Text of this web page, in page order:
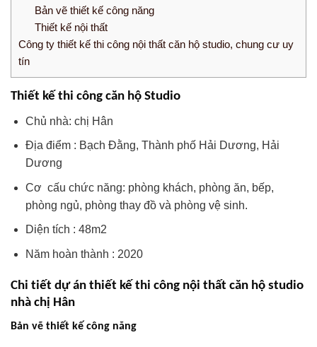
Bản vẽ thiết kế công năng
Thiết kế nội thất
Công ty thiết kế thi công nội thất căn hộ studio, chung cư uy
tín
Thiết kế thi công căn hộ Studio
Chủ nhà: chị Hân
Địa điểm : Bạch Đằng, Thành phố Hải Dương, Hải
Dương
Cơ cấu chức năng: phòng khách, phòng ăn, bếp,
phòng ngủ, phòng thay đồ và phòng vệ sinh.
Diện tích : 48m2
Năm hoàn thành : 2020
Chi tiết dự án thiết kế thi công nội thất căn hộ studio
nhà chị Hân
Bản vẽ thiết kế công năng